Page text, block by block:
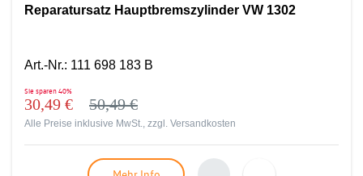
Reparatursatz Hauptbremszylinder VW 1302
Art.-Nr.: 111 698 183 B
Sie sparen40%
30,49 € 50,49 €
Alle Preise inklusive MwSt., zzgl. Versandkosten